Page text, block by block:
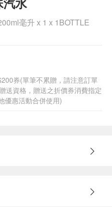
毫升 x 1 x 1BOTTLE
券(單筆不累贈，請注意訂單
送資格，贈送之折價券消費指定
優惠活動合併使用)